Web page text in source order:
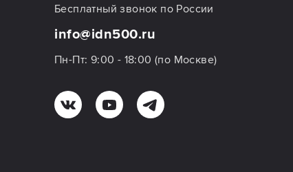
Бесплатный звонок по России
info@idn500.ru
Пн-Пт: 9:00 - 18:00 (по Москве)